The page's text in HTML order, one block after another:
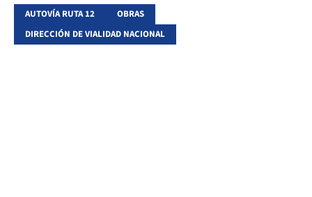
AUTOVÍA RUTA 12
OBRAS
DIRECCIÓN DE VIALIDAD NACIONAL